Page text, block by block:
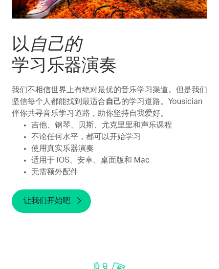
以 自己的
学习乐器演奏
我们不相信世界上有绝对最优的音乐学习渠道。但是我们
坚信每个人都能找到最适合自己的学习道路。Yousician
伴你共寻音乐学习道路，助你坚持自我爱好。
吉他、钢琴、贝斯、尤克里里和声乐课程
不论任何水平，都可以开始学习
使用真实乐器演奏
适用于 iOS、安卓、桌面版和 Mac
无需额外配件
让我们开始吧